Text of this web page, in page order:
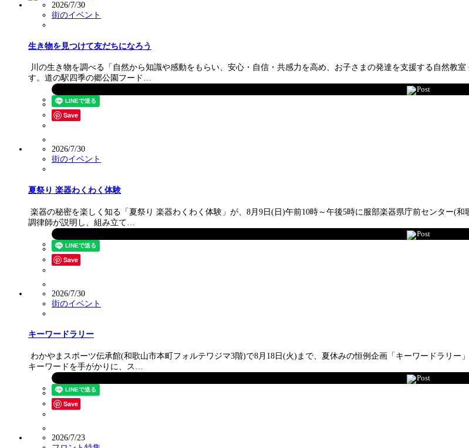
2026/7/30
街のイベント
生き物を見つけて友だちになろう
川の生き物を調べる「自然から知識や感動をもらい、安心・自信・共感力を高め、お子さまの発達を支援する自然教
す。道の駅四季の郷公園フード…
Post
Save
2026/7/30
街のイベント
夏祭り 楽器わくわく体験
楽器の秘密を楽しく知る「夏祭り 楽器わくわく体験」が、8月9日(日)午前10時～午後5時に服部楽器県庁前センター(
調律師が説明し、組み立て…
Post
Save
2026/7/30
街のイベント
キーワードラリー
わかやまスポーツ伝承館(和歌山市本町フォルテワジマ3階)で8月18日(火)まで、夏休みの恒例企画「キーワードラリ
キーワードを手がかりに、ス…
Post
Save
2026/7/23